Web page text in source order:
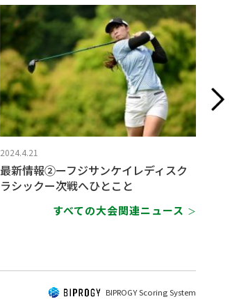
2024.4.21
最新情報②ーフジサンケイレディスク
ラシックー次戦へひとこと
すべての大会関連ニュース ＞
BIPROGY Scoring System